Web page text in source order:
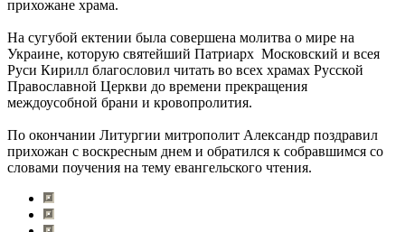
прихожане храма.
На сугубой ектении была совершена молитва о мире на
Украине, которую святейший Патриарх Московский и всея
Руси Кирилл благословил читать во всех храмах Русской
Православной Церкви до времени прекращения
междоусобной брани и кровопролития.
По окончании Литургии митрополит Александр поздравил
прихожан с воскресным днем и обратился к собравшимся со
словами поучения на тему евангельского чтения.